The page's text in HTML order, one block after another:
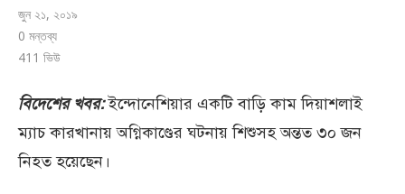
জুন ২১, ২০১৯
0 মন্তব্য
411 ভিউ
বিদেশের খবর: ইন্দোনেশিয়ার একটি বাড়ি কাম দিয়াশলাই
ম্যাচ কারখানায় অগ্নিকাণ্ডের ঘটনায় শিশুসহ অন্তত ৩০ জন
নিহত হয়েছেন।